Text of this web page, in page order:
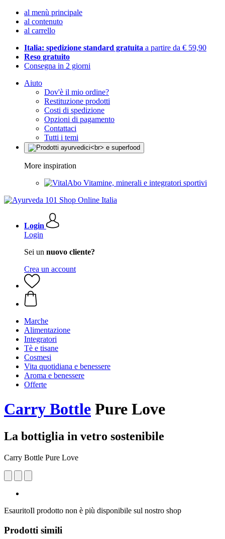
al menù principale
al contenuto
al carrello
Italia: spedizione standard gratuita a partire da € 59,90
Reso gratuito
Consegna in 2 giorni
Aiuto
Dov'è il mio ordine?
Restituzione prodotti
Costi di spedizione
Opzioni di pagamento
Contattaci
Tutti i temi
More inspiration
Vitamine, minerali e integratori sportivi
Login
Login
Sei un nuovo cliente?
Crea un account
Marche
Alimentazione
Integratori
Tè e tisane
Cosmesi
Vita quotidiana e benessere
Aroma e benessere
Offerte
Carry Bottle Pure Love
La bottiglia in vetro sostenibile
Carry Bottle Pure Love
EsauritoIl prodotto non è più disponibile sul nostro shop
Prodotti simili